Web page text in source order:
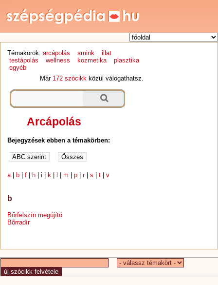
Témakörök: arcápolás smink
illat
testápolás
wellness kozmetika
plasztika
egyéb
Már 172 szócikk közül válogathatsz.
Arcápolás
Bejegyzések ebben a témakörben:
a| b |f h |i k |m |p |r|s |t |v
b
Bőrfelszín megújító
Bőrradír